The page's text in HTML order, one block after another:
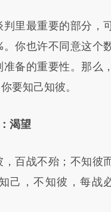
图存在偏差。不代表财
链接阅读原文细致
里最重要的部分，
你也许不同意这个
备的重要性。那么，
要知己知彼。
渴望
百战不殆；不知彼
己，不知彼，每战